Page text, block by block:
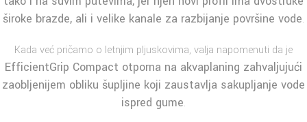
široke brazde, ali i velike kanale za razbijanje površine vode.
Kada već pričamo o letnjim pljuskovima, valja napomenuti da je
EfficientGrip Compact otporna na akvaplaning zahvaljujući
zaobljenijem obliku šupljine koji zaustavlja sakupljanje vode
ispred gume.